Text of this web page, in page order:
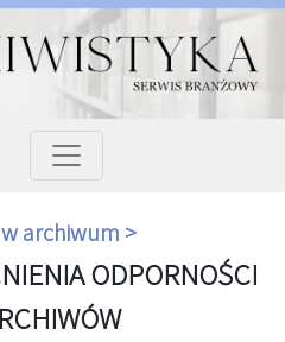
archiwum >
ODPORNOŚCI